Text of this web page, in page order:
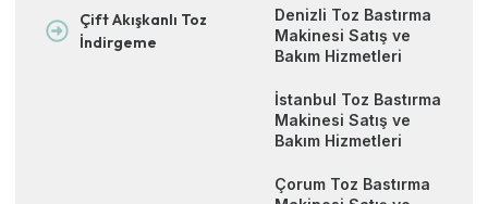
Çift Akışkanlı Toz
İndirgeme
Denizli Toz Bastırma
Makinesi Satış ve
Bakım Hizmetleri
İstanbul Toz Bastırma
Makinesi Satış ve
Bakım Hizmetleri
Çorum Toz Bastırma